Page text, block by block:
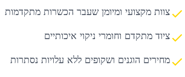
צוות מקצועי ומיומן שעבר הכשרות מתקדמות
ציוד מתקדם וחומרי ניקוי איכותיים
מחירים הוגנים ושקופים ללא עלויות נסתרות